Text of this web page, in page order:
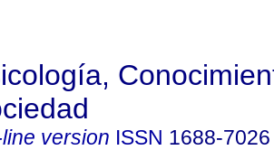
version ISSN 1688-7026